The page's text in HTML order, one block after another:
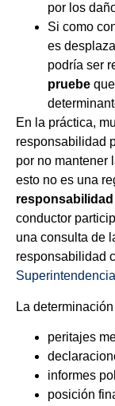
por los
Si como
es
podría ser
pruebe
En la práctica,
responsabilidad
por no mantener
esto no es una
conductor
una consulta de
responsabilidad
La
peritajes
informes
posición